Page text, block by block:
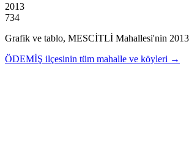
2013
734
Grafik ve tablo, MESCİTLİ Mahallesi'nin 2013
ÖDEMİŞ ilçesinin tüm mahalle ve köyleri →